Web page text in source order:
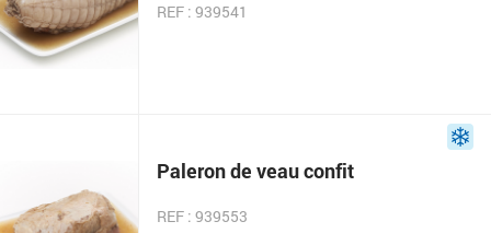
REF : 939541
Paleron de veau confit
REF : 939553